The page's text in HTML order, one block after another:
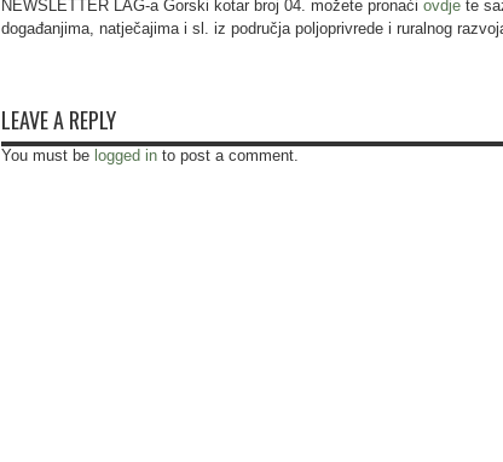
NEWSLETTER LAG-a Gorski kotar broj 04. možete pronaći ovdje te
događanjima, natječajima i sl. iz područja poljoprivrede i ruralnog
LEAVE A REPLY
You must be logged in to post a comment.